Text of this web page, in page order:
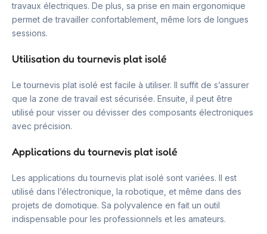
travaux électriques. De plus, sa prise en main ergonomique
permet de travailler confortablement, même lors de longues
sessions.
Utilisation du tournevis plat isolé
Le tournevis plat isolé est facile à utiliser. Il suffit de s’assurer
que la zone de travail est sécurisée. Ensuite, il peut être
utilisé pour visser ou dévisser des composants électroniques
avec précision.
Applications du tournevis plat isolé
Les applications du tournevis plat isolé sont variées. Il est
utilisé dans l’électronique, la robotique, et même dans des
projets de domotique. Sa polyvalence en fait un outil
indispensable pour les professionnels et les amateurs.